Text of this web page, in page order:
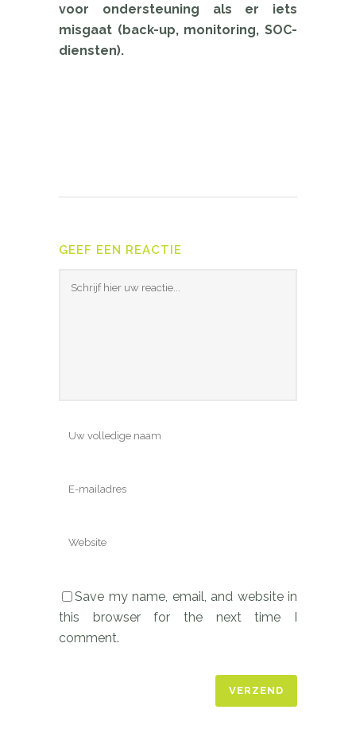
voor ondersteuning als er iets
misgaat (back-up, monitoring, SOC-
diensten).
GEEF EEN REACTIE
Save my name, email, and website in
this browser for the next time I
comment.